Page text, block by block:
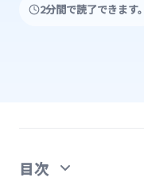
2分間で読了できます。
目次